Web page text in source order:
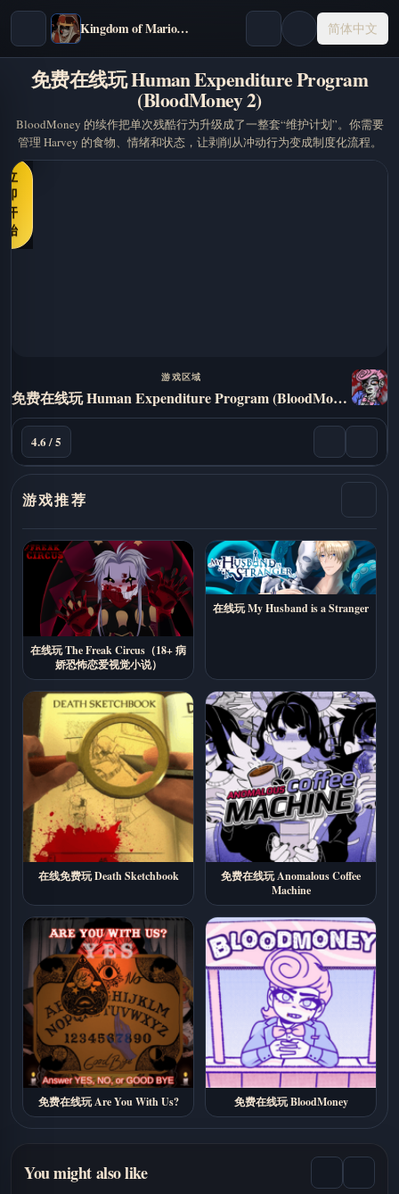
Kingdom of Marionettes 简体中文
免费在线玩 Human Expenditure Program
(BloodMoney 2)
BloodMoney 的续作把单次残酷行为升级成了一整套“维护计划”。你需要
管理 Harvey 的食物、情绪和状态，让剥削从冲动行为变成制度化流程。
立
即
开
始
游戏区域
免费在线玩 Human Expenditure Program (BloodMoney 2)
4.6 / 5
游戏推荐
在线玩 The Freak Circus（18+ 病
娇恐怖恋爱视觉小说）
在线玩 My Husband is a Stranger
在线免费玩 Death Sketchbook
免费在线玩 Anomalous Coffee
Machine
免费在线玩 Are You With Us? 免费在线玩 BloodMoney
You might also like